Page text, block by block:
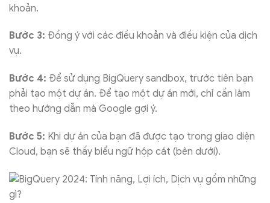
khoản.
Bước 3: Đồng ý với các điều khoản và điều kiện của dịch
vụ.
Bước 4: Để sử dụng BigQuery sandbox, trước tiên bạn
phải tạo một dự án. Để tạo một dự án mới, chỉ cần làm
theo hướng dẫn mà Google gợi ý.
Bước 5: Khi dự án của bạn đã được tạo trong giao diện
Cloud, bạn sẽ thấy biểu ngữ hộp cát (bên dưới).